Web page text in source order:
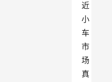
近
小
车
市
场
真